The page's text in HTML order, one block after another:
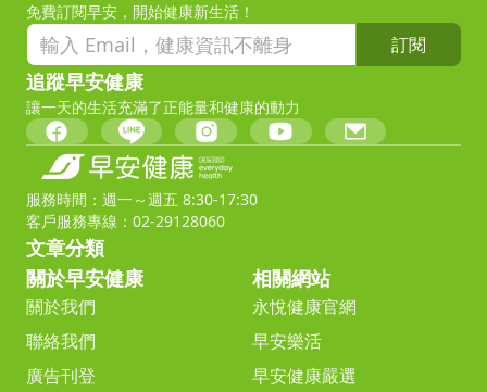
免費訂閱早安，開始健康新生活！
訂閱
追蹤早安健康
讓一天的生活充滿了正能量和健康的動力
服務時間：週一～週五 8:30-17:30
客戶服務專線：02-29128060
文章分類
關於早安健康
關於我們
聯絡我們
廣告刊登
相關網站
永悅健康官網
早安樂活
早安健康嚴選